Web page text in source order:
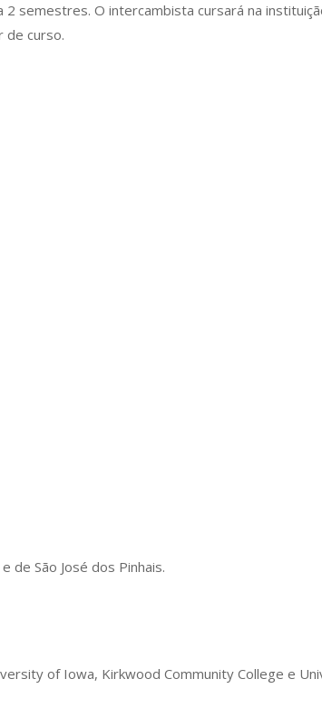
2 semestres. O intercambista cursará na
de curso.
de São José dos Pinhais.
of Iowa, Kirkwood Community College e